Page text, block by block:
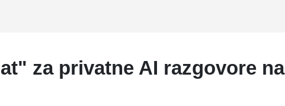
za privatne AI razgovore na